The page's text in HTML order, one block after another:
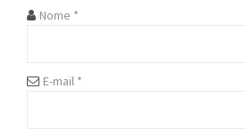
Nome *
E-mail *